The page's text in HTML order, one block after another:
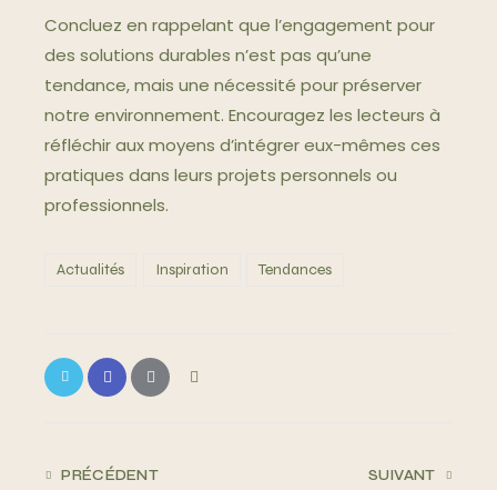
Concluez en rappelant que l’engagement pour
des solutions durables n’est pas qu’une
tendance, mais une nécessité pour préserver
notre environnement. Encouragez les lecteurs à
réfléchir aux moyens d’intégrer eux-mêmes ces
pratiques dans leurs projets personnels ou
professionnels.
Actualités Inspiration Tendances
PRÉCÉDENT SUIVANT